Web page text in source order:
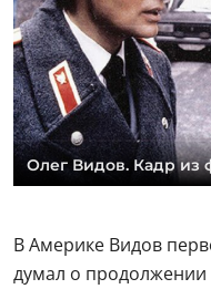
Олег Видов. Кадр из
В Америке Видов
думал о продолжении